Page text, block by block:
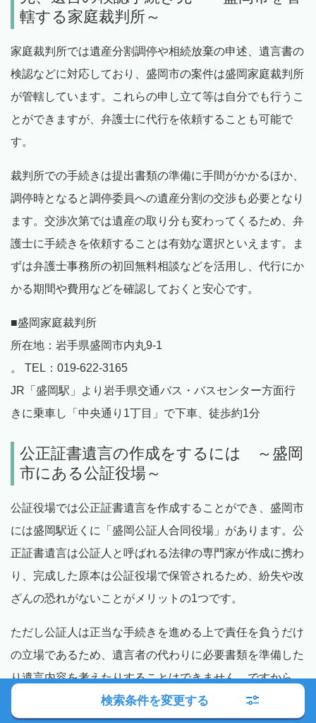
轄する家庭裁判所～
家庭裁判所では遺産分割調停や相続放棄の申述、遺言書の
検認などに対応しており、盛岡市の案件は盛岡家庭裁判所
が管轄しています。これらの申し立て等は自分でも行うこ
とができますが、弁護士に代行を依頼することも可能で
す。
裁判所での手続きは提出書類の準備に手間がかかるほか、
調停時となると調停委員への遺産分割の交渉も必要となり
ます。交渉次第では遺産の取り分も変わってくるため、弁
護士に手続きを依頼することは有効な選択といえます。ま
ずは弁護士事務所の初回無料相談などを活用し、代行にか
かる期間や費用などを確認しておくと安心です。
■盛岡家庭裁判所
所在地：岩手県盛岡市内丸9-1
。 TEL：019-622-3165
JR「盛岡駅」より岩手県交通バス・バスセンター方面行
きに乗車し「中央通り1丁目」で下車、徒歩約1分
公正証書遺言の作成をするには ～盛岡
市にある公証役場～
公証役場では公正証書遺言を作成することができ、盛岡市
には盛岡駅近くに「盛岡公証人合同役場」があります。公
正証書遺言は公証人と呼ばれる法律の専門家が作成に携わ
り、完成した原本は公証役場で保管されるため、紛失や改
ざんの恐れがないことがメリットの1つです。
ただし公証人は正当な手続きを進める上で責任を負うだけ
の立場であるため、遺言者の代わりに必要書類を準備した
り遺言内容を考えたりすることはできません。ですから、
考えうる相続トラブルを防ぎながら遺言者にとってベスト
検索条件を変更する